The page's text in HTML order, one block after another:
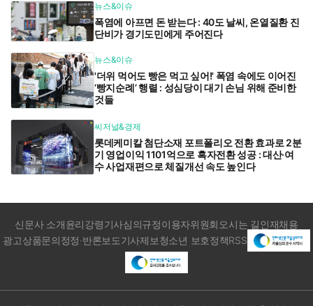
뉴스&이슈
폭염에 아프면 돈 받는다 : 40도 날씨, 온열질환 진
단비가 경기도민에게 주어진다
뉴스&이슈
'더위 먹어도 빵은 먹고 싶어!' 폭염 속에도 이어진
‘빵지순례’ 행렬 : 성심당이 대기 손님 위해 준비한
것들
씨저널&경제
롯데케미칼 첨단소재 포트폴리오 전환 효과로 2분
기 영업이익 1101억으로 흑자전환 성공 : 대산·여
수 사업재편으로 체질개선 속도 높인다
신문사 소개윤리강령기사심의규정이용자위원회오시는 길인재채용
광고상품문의정정·반론보도기사제보청소년 보호정책RSS